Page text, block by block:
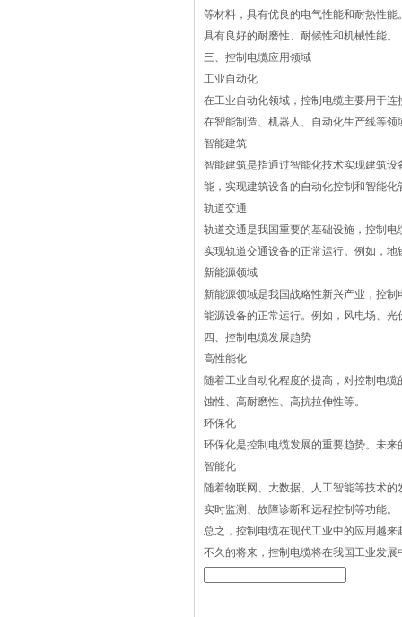
等材料，具有优良的电气性能和耐热性
具有良好的耐磨性、耐候性和机械性能。
三、控制电缆应用领域
工业自动化
在工业自动化领域，控制电缆主要用于
在智能制造、机器人、自动化生产线等
智能建筑
智能建筑是指通过智能化技术实现建筑
能，实现建筑设备的自动化控制和智能
轨道交通
轨道交通是我国重要的基础设施，控制
实现轨道交通设备的正常运行。例如，
新能源领域
新能源领域是我国战略性新兴产业，控
能源设备的正常运行。例如，风电场、
四、控制电缆发展趋势
高性能化
随着工业自动化程度的提高，对控制电
蚀性、高耐磨性、高抗拉伸性等。
环保化
环保化是控制电缆发展的重要趋势。未
智能化
随着物联网、大数据、人工智能等技术
实时监测、故障诊断和远程控制等功能。
总之，控制电缆在现代工业中的应用越
不久的将来，控制电缆将在我国工业发展